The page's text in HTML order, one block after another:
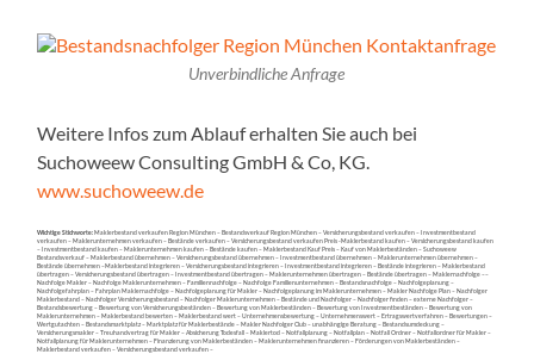
Unverbindliche Anfrage
Weitere Infos zum Ablauf erhalten Sie auch bei
Suchoweew Consulting GmbH & Co, KG.
www.suchoweew.de
Wichtige Stichworte:Maklerbestand verkaufen Region München – Bestandsverkauf Region München – Versicherungsbestand verkaufen – Investmentbestand
verkaufen – Maklerunternehmen verkaufen – Bestände verkaufen – Versicherungsbestand verkaufen Preis -Maklerbestand kaufen – Versicherungsbestand kaufen
– Investmentbestand kaufen – Maklerunternehmen kaufen – Bestände kaufen – Maklerbestand Kauf Preis – Kauf von Maklerbeständen – Suchoweew
Bestandsverkauf – Maklerbestand übernehmen – Versicherungsbestand übernehmen – Investmentbestand übernehmen – Maklerunternehmen übernehmen –
Bestände übernehmen –Maklerbestand integrieren – Versicherungsbestand integrieren – Investmentbestand integrieren – Bestände integrieren – Maklerbestand
übertragen – Versicherungsbestand übertragen – Investmentbestand übertragen – Maklerunternehmen übertragen – Bestände übertragen – Maklernachfolge ––
Nachfolge Makler – Nachfolge Maklerunternehmen – Familiennachfolge – Nachfolge Familienunternehmen – Bestandsnachfolge – Nachfolgeplanung –
Nachfolgefahrplan – Fahrplan Maklernachfolge – Nachfolgeplanung für Makler – Nachfolgeplanung im Maklerunternehmen – Makler Nachfolge Plan – Nachfolger
Maklerbestand – Nachfolger Versicherungsbestand – Nachfolger Maklerunternehmen – Bestände und Nachfolger – Nachfolger finden – externe Nachfolger –
Bestandsbewertung – Bewertung von Versicherungsbeständen – Bewertung von Maklerbeständen – Bewertung von Investmentbeständen – Bewertung von
Maklerunternehmen – Maklerbestand bewerten – Maklerbestand wert – Unternehmensbewertung – Unternehmenswert – Ertragswertverfahren – Bewertungen –
Wertgutachten – Bestandsmarktplatz – Marktplatz für Maklerbestände – Makler Nachfolger Club – unabhängige Beratung – Bestandsumdeckung –
Versicherungsmakler – Treuhandvertrag für Makler – Absicherung Todesfall – Maklertod – Notfallplanung – Notfallplan – Notfall Ordner – Notfallordner für Makler –
Notfallplanung für Maklerunternehmen – Finanzierung von Maklerbeständen – Maklerunternehmen finanzieren – Förderungen von Maklerbeständen –
Maklerbestand verkaufen – Versicherungsbestand verkaufen –